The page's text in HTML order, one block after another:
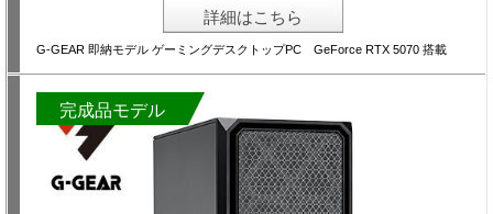
詳細はこちら
G-GEAR 即納モデル ゲーミングデスクトップPC GeForce RTX 5070 搭載
完成品モデル